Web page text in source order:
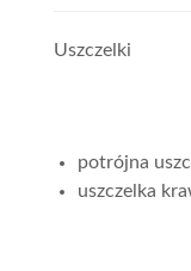
Uszczelki
potrójna
uszczelka